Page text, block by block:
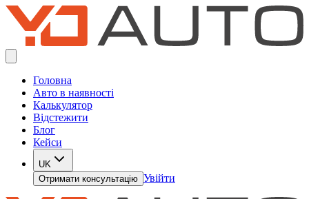
Головна
Авто в наявності
Калькулятор
Відстежити
Блог
Кейси
UK
Отримати консультацію Увійти